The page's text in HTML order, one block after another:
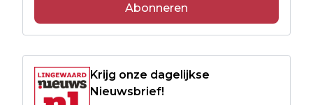
Abonneren
Krijg onze dagelijkse
Nieuwsbrief!